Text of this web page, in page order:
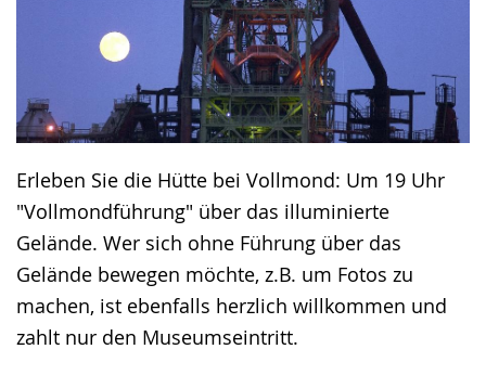
Erleben Sie die Hütte bei Vollmond: Um 19 Uhr
"Vollmondführung" über das illuminierte
Gelände. Wer sich ohne Führung über das
Gelände bewegen möchte, z.B. um Fotos zu
machen, ist ebenfalls herzlich willkommen und
zahlt nur den Museumseintritt.